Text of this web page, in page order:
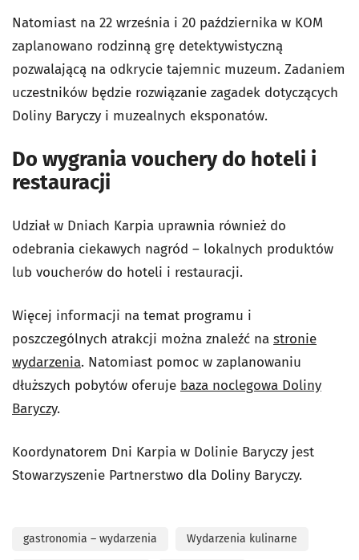
Natomiast na 22 września i 20 października w KOM
zaplanowano rodzinną grę detektywistyczną
pozwalającą na odkrycie tajemnic muzeum. Zadaniem
uczestników będzie rozwiązanie zagadek dotyczących
Doliny Baryczy i muzealnych eksponatów.
Do wygrania vouchery do hoteli i
restauracji
Udział w Dniach Karpia uprawnia również do
odebrania ciekawych nagród – lokalnych produktów
lub voucherów do hoteli i restauracji.
Więcej informacji na temat programu i
poszczególnych atrakcji można znaleźć na stronie
wydarzenia. Natomiast pomoc w zaplanowaniu
dłuższych pobytów oferuje baza noclegowa Doliny
Baryczy.
Koordynatorem Dni Karpia w Dolinie Baryczy jest
Stowarzyszenie Partnerstwo dla Doliny Baryczy.
gastronomia – wydarzenia Wydarzenia kulinarne